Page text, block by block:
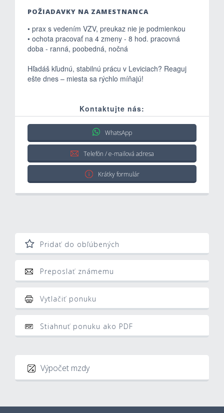
POŽIADAVKY NA ZAMESTNANCA
• prax s vedením VZV, preukaz nie je podmienkou
• ochota pracovať na 4 zmeny - 8 hod. pracovná
doba - ranná, poobedná, nočná
Hľadáš kľudnú, stabilnú prácu v Leviciach? Reaguj
ešte dnes – miesta sa rýchlo míňajú!
Kontaktujte nás:
WhatsApp
Telefón / e-mailová adresa
Krátky formulár
Pridať do obľúbených
Preposlať známemu
Vytlačiť ponuku
Stiahnuť ponuku ako PDF
Výpočet mzdy